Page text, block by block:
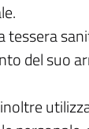
del suo